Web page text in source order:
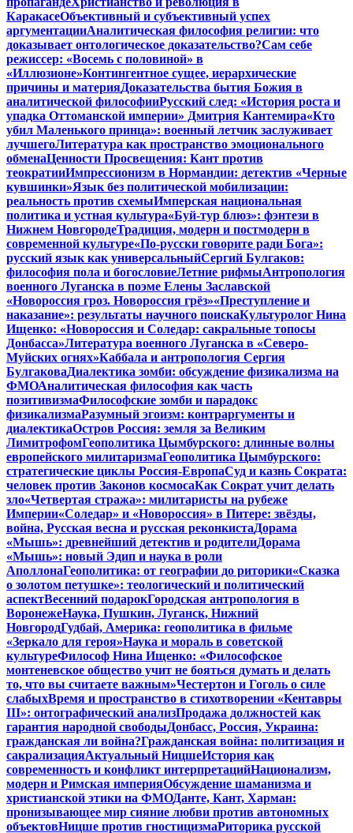
КаракасеОбъективный и субъективный успех
аргументацииАналитическая философия религии: что
доказывает онтологическое доказательство?Сам себе
режиссер: «Восемь с половиной» в
«Иллюзионе»Контингентное сущее, иерархические
причины и материяДоказательства бытия Божия в
аналитической философииРусский след: «История роста и
упадка Оттоманской империи» Дмитрия Кантемира«Кто
убил Маленького принца»: военный летчик заслуживает
лучшегоЛитература как пространство эмоционального
обменаЦенности Просвещения: Кант против
теократииИмпрессионизм в Нормандии: детектив «Черные
кувшинки»Язык без политической мобилизации:
реальность против схемыИмперская национальная
политика и устная культура«Буй-тур блюз»: фэнтези в
Нижнем НовгородеТрадиция, модерн и постмодерн в
современной культуре«По-русски говорите ради Бога»:
русский язык как универсальныйСергий Булгаков:
философия пола и богословиеЛетние рифмыАнтропология
военного Луганска в поэме Елены Заславской
«Новороссия гроз. Новороссия грёз»«Преступление и
наказание»: результаты научного поискаКультуролог Нина
Ищенко: «Новороссия и Соледар: сакральные топосы
Донбасса»Литература военного Луганска в «Северо-
Муйских огнях»Каббала и антропология Сергия
БулгаковаДиалектика зомби: обсуждение физикализма на
ФМОАналитическая философия как часть
позитивизмаФилософские зомби и парадокс
физикализмаРазумный эгоизм: контраргументы и
диалектикаОстров Россия: земля за Великим
ЛимитрофомГеополитика Цымбурского: длинные волны
европейского милитаризмаГеополитика Цымбурского:
стратегические циклы Россия-ЕвропаСуд и казнь Сократа:
человек против Законов космосаКак Сократ учит делать
зло«Четвертая стража»: милитаристы на рубеже
Империи«Соледар» и «Новороссия» в Питере: звёзды,
война, Русская весна и русская реконкистаДорама
«Мышь»: древнейший детектив и родителиДорама
«Мышь»: новый Эдип и наука в роли
АполлонаГеополитика: от географии до риторики«Сказка
о золотом петушке»: теологический и политический
аспектВесенний подарокГородская антропология в
ВоронежеНаука, Пушкин, Луганск, Нижний
НовгородГудбай, Америка: геополитика в фильме
«Зеркало для героя»Наука и мораль в советской
культуреФилософ Нина Ищенко: «Философское
монтеневское общество учит не бояться думать и делать
то, что вы считаете важным»Честертон и Гоголь о силе
слабыхВремя и пространство в стихотворении «Кентавры
III»: онтографический анализПродажа должностей как
гарантия народной свободыДонбасс, Россия, Украина:
гражданская ли война?Гражданская война: политизация и
сакрализацияАктуальный НицшеИстория как
современность и конфликт интерпретацийНационализм,
модерн и Римская империяОбсуждение шаманизма и
христианской этики на ФМОДанте, Кант, Харман:
пронизывающее мир сияние любви против автономных
объектовНицше против гностицизмаРиторика русской